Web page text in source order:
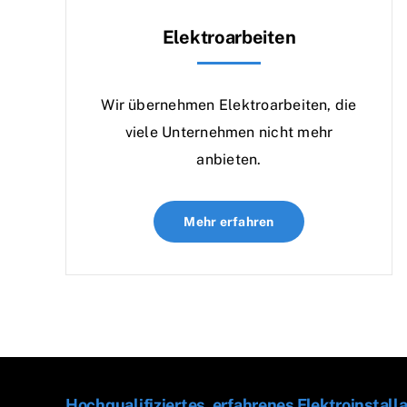
Elektroarbeiten
Wir übernehmen Elektroarbeiten, die
viele Unternehmen nicht mehr
anbieten.
Mehr erfahren